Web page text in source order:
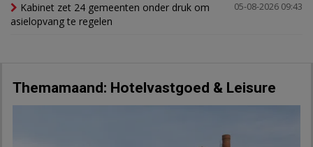
05-08-2026 09:43
Kabinet zet 24 gemeenten onder druk om
asielopvang te regelen
Themamaand: Hotelvastgoed & Leisure